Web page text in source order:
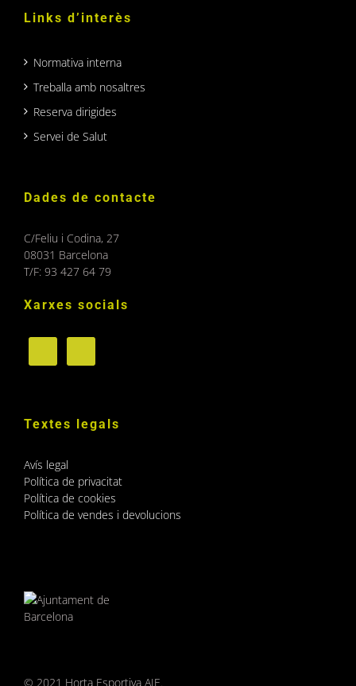
Links d’interès
Normativa interna
Treballa amb nosaltres
Reserva dirigides
Servei de Salut
Dades de contacte
C/Feliu i Codina, 27
08031 Barcelona
T/F: 93 427 64 79
Xarxes socials
Textes legals
Avís legal
Política de privacitat
Política de cookies
Política de vendes i devolucions
© 2021 Horta Esportiva AIE.